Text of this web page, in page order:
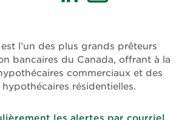
l’un des plus grands prêteurs
bancaires du Canada, offrant à la
commerciaux et des
résidentielles.